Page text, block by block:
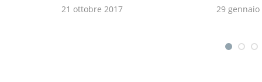
27 novembre 2017 23 novembre